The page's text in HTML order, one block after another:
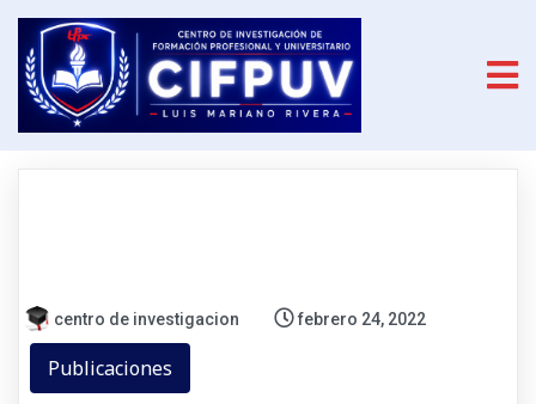
centro de investigacion febrero 24, 2022
Publicaciones